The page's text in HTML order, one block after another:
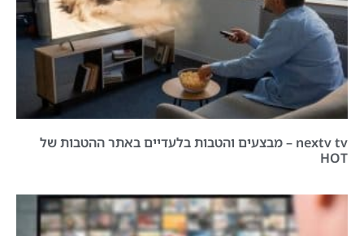
nextv tv – מבצעים והטבות בלעדיים באתר ההטבות של
HOT